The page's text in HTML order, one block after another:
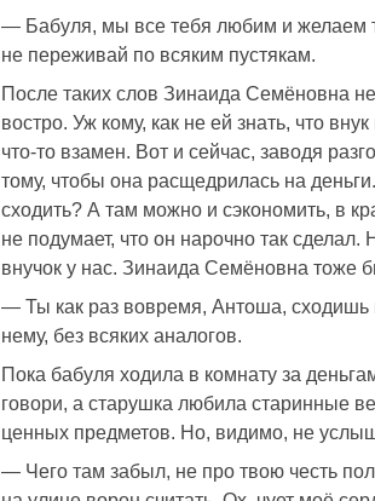
— Бабуля, мы все тебя любим и желаем
не переживай по всяким пустякам.
После таких слов Зинаида Семёновна
востро. Уж кому, как не ей знать, что
что-то взамен. Вот и сейчас, заводя
тому, чтобы она расщедрилась на
сходить? А там можно и сэкономить, в
не подумает, что он нарочно так сделал.
внучок у нас. Зинаида Семёновна тоже
— Ты как раз вовремя, Антоша, сходишь
нему, без всяких аналогов.
Пока бабуля ходила в комнату за
говори, а старушка любила старинные
ценных предметов. Но, видимо, не
— Чего там забыл, не про твою честь